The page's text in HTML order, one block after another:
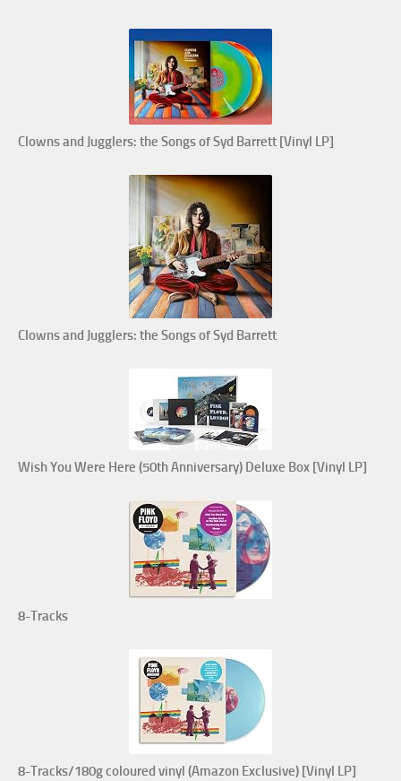
Clowns and Jugglers: the Songs of Syd Barrett [Vinyl LP]
Clowns and Jugglers: the Songs of Syd Barrett
Wish You Were Here (50th Anniversary) Deluxe Box [Vinyl LP]
8-Tracks
8-Tracks/180g coloured vinyl (Amazon Exclusive) [Vinyl LP]